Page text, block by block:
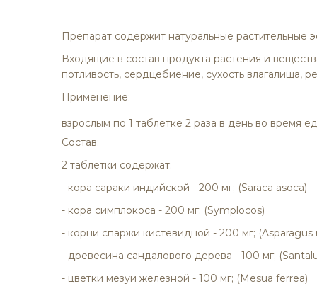
Препарат содержит натуральные
Входящие в состав продукта растения и
потливость, сердцебиение, сухость влагалища,
Применение:
взрослым по 1 таблетке 2 раза в день во время
Состав:
2 таблетки содержат:
- кора сараки индийской - 200 мг; (Saraca asoca)
- кора симплокоса - 200 мг; (Symplocos)
- корни спаржи кистевидной - 200 мг; (Asparagus
- древесина сандалового дерева - 100 мг;
- цветки мезуи железной - 100 мг; (Mesua ferrea)